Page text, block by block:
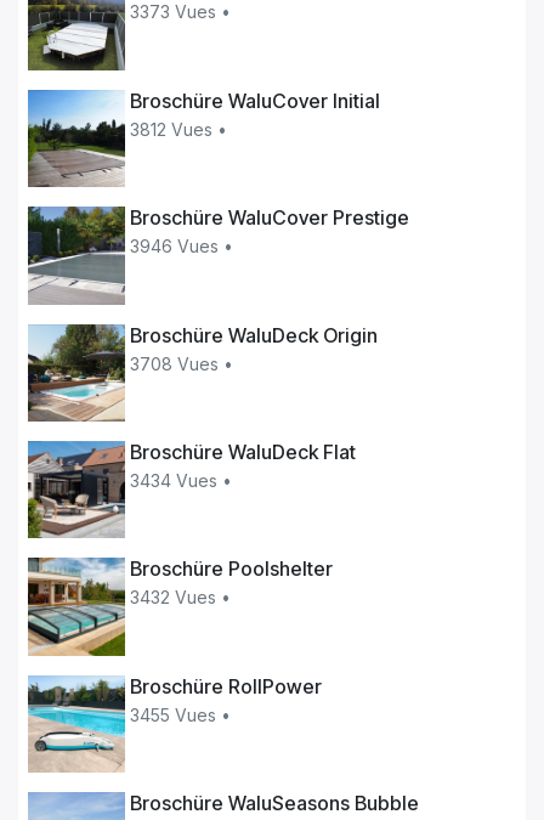
3373 Vues •
Broschüre WaluCover Initial
3812 Vues •
Broschüre WaluCover Prestige
3946 Vues •
Broschüre WaluDeck Origin
3708 Vues •
Broschüre WaluDeck Flat
3434 Vues •
Broschüre Poolshelter
3432 Vues •
Broschüre RollPower
3455 Vues •
Broschüre WaluSeasons Bubble